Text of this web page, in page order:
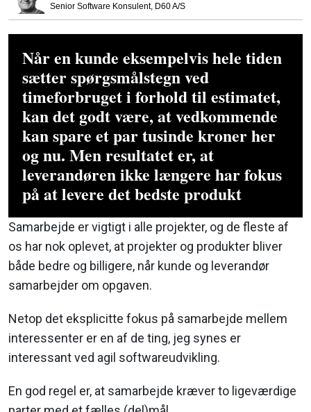
Senior Software Konsulent, D60 A/S
Når en kunde eksempelvis hele tiden
sætter spørgsmålstegn ved
timeforbruget i forhold til estimatet,
kan det godt være, at vedkommende
kan spare et par tusinde kroner her
og nu. Men resultatet er, at
leverandøren ikke længere har fokus
på at levere det bedste produkt
Samarbejde er vigtigt i alle projekter, og de fleste af
os har nok oplevet, at projekter og produkter bliver
både bedre og billigere, når kunde og leverandør
samarbejder om opgaven.
Netop det eksplicitte fokus på samarbejde mellem
interessenter er en af de ting, jeg synes er
interessant ved agil softwareudvikling.
En god regel er, at samarbejde kræver to ligeværdige